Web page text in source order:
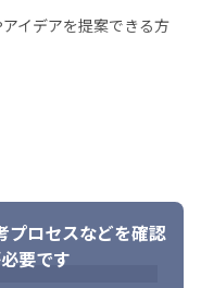
イデアを提案できる方
プロセスなどを確認
要です